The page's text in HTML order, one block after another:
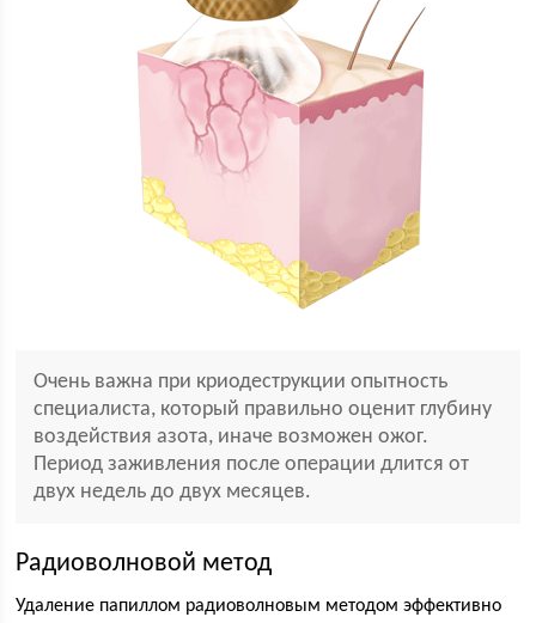
Очень важна при криодеструкции опытность
специалиста, который правильно оценит глубину
воздействия азота, иначе возможен ожог.
Период заживления после операции длится от
двух недель до двух месяцев.
Радиоволновой метод
Удаление папиллом радиоволновым методом эффективно